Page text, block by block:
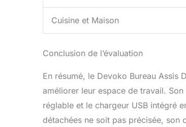
Cuisine et Maison
Conclusion de l’évaluation
En résumé, le Devoko Bureau Assis
améliorer leur espace de travail.
réglable et le chargeur USB intégré
détachées ne soit pas précisée, son